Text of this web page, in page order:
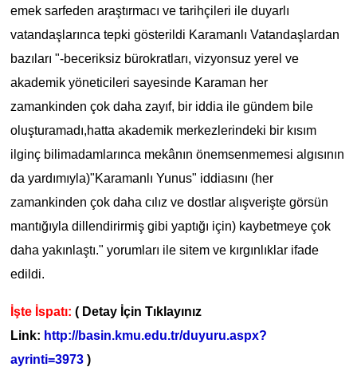
emek sarfeden araştırmacı ve tarihçileri ile duyarlı
vatandaşlarınca tepki gösterildi Karamanlı Vatandaşlardan
bazıları "-beceriksiz bürokratları, vizyonsuz yerel ve
akademik yöneticileri sayesinde Karaman her
zamankinden çok daha zayıf, bir iddia ile gündem bile
oluşturamadı,hatta akademik merkezlerindeki bir kısım
ilginç bilimadamlarınca mekânın önemsenmemesi algısının
da yardımıyla)"Karamanlı Yunus" iddiasını (her
zamankinden çok daha cılız ve dostlar alışverişte görsün
mantığıyla dillendirirmiş gibi yaptığı için) kaybetmeye çok
daha yakınlaştı." yorumları ile sitem ve kırgınlıklar ifade
edildi.
İşte İspatı: ( Detay İçin Tıklayınız
Link: http://basin.kmu.edu.tr/duyuru.aspx?
ayrinti=3973 )